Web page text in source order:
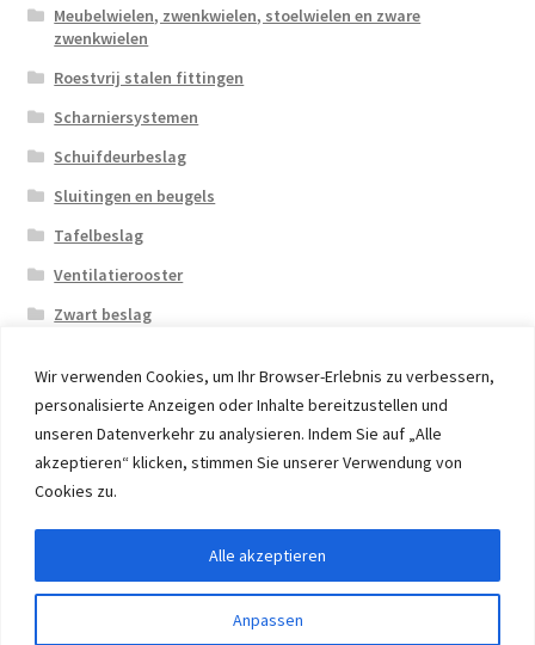
Wir verwenden Cookies, um Ihr Browser-Erlebnis zu verbessern,
personalisierte Anzeigen oder Inhalte bereitzustellen und
unseren Datenverkehr zu analysieren. Indem Sie auf „Alle
akzeptieren“ klicken, stimmen Sie unserer Verwendung von
Cookies zu.
Anpassen
Alle akzeptieren
Meubelwielen, zwenkwielen, stoelwielen en zware
zwenkwielen
Roestvrij stalen fittingen
Scharniersystemen
Schuifdeurbeslag
Sluitingen en beugels
Tafelbeslag
Ventilatierooster
Zwart beslag
© 2026 Eruon Trade UG, Germany, member of the ERUON